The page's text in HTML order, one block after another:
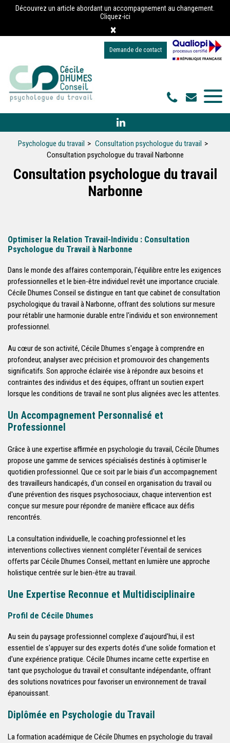
Découvrez un article abordant un accompagnement au changement.
Cliquez-ici
×
Demande de contact
Psychologue du travail
Consultation psychologue du travail
Consultation psychologue du travail Narbonne
Consultation psychologue du travail
Narbonne
Optimiser la Relation Travail-Individu : Consultation
Psychologue du Travail à Narbonne
Dans le monde des affaires contemporain, l'équilibre entre les exigences
professionnelles et le bien-être individuel revêt une importance cruciale.
Cécile Dhumes Conseil se distingue en tant que cabinet de consultation
psychologique du travail à Narbonne, offrant des solutions sur mesure
pour rétablir une harmonie durable entre l'individu et son environnement
professionnel.
Au cœur de son activité, Cécile Dhumes s'engage à comprendre en
profondeur, analyser avec précision et promouvoir des changements
significatifs. Son approche éclairée vise à répondre aux besoins et
contraintes des individus et des équipes, offrant un soutien expert
lorsque les conditions de travail ne sont plus alignées avec les attentes.
Un Accompagnement Personnalisé et
Professionnel
Grâce à une expertise affirmée en psychologie du travail, Cécile Dhumes
propose une gamme de services spécialisés destinés à optimiser le
quotidien professionnel. Que ce soit par le biais d'un accompagnement
des travailleurs handicapés, d'un conseil en organisation du travail ou
d'une prévention des risques psychosociaux, chaque intervention est
conçue sur mesure pour répondre de manière efficace aux défis
rencontrés.
La consultation individuelle, le coaching professionnel et les
interventions collectives viennent compléter l'éventail de services
offerts par Cécile Dhumes Conseil, mettant en lumière une approche
holistique centrée sur le bien-être au travail.
Une Expertise Reconnue et Multidisciplinaire
Profil de Cécile Dhumes
Au sein du paysage professionnel complexe d'aujourd'hui, il est
essentiel de s'appuyer sur des experts dotés d'une solide formation et
d'une expérience pratique. Cécile Dhumes incarne cette expertise en
tant que psychologue du travail et consultante indépendante, offrant
des solutions novatrices pour favoriser un environnement de travail
épanouissant.
Diplômée en Psychologie du Travail
La formation académique de Cécile Dhumes en psychologie du travail
Panneau de gestion des cookies